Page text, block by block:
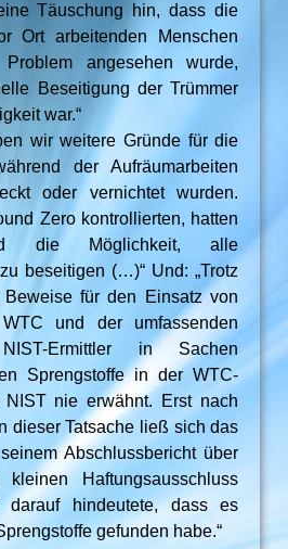
Täuschung hin, dass die
Ort arbeitenden Menschen
angesehen wurde,
Beseitigung der Trümmer
war.“
wir weitere Gründe für die
der Aufräumarbeiten
oder vernichtet wurden.
Zero kontrollierten, hatten
die Möglichkeit, alle
beseitigen (…)“ Und: „Trotz
für den Einsatz von
und der umfassenden
Ermittler in Sachen
Sprengstoffe in der WTC-
NIST nie erwähnt. Erst nach
dieser Tatsache ließ sich das
Abschlussbericht über
Haftungsausschluss
darauf hindeutete, dass es
gefunden habe.“